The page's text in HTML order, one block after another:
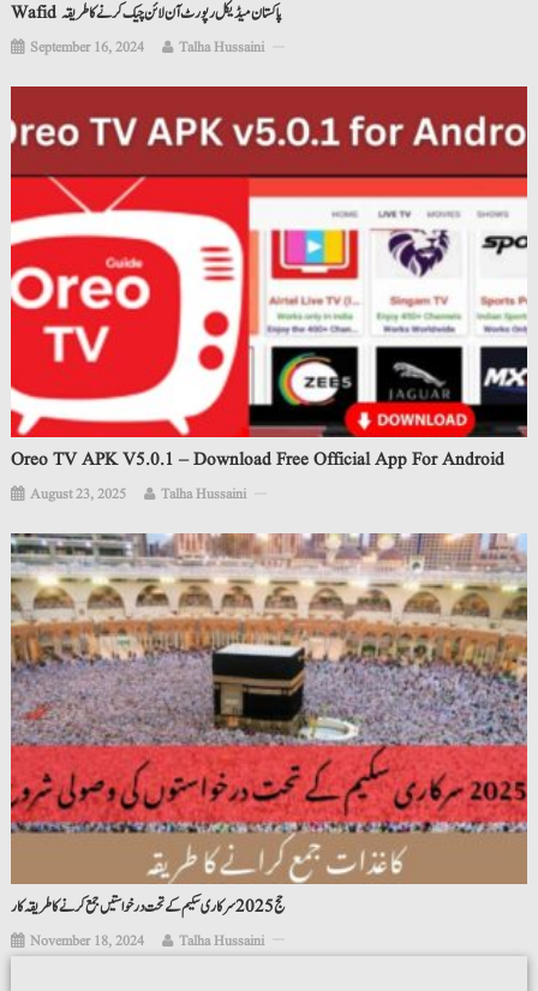
Wafid پاکستان میڈیکل رپورٹ آن لائن چیک کرنے کا طریقہ
September 16, 2024 Talha Hussaini
Oreo TV APK V5.0.1 – Download Free Official App For Android
August 23, 2025 Talha Hussaini
حج 2025 سرکاری سکیم کے تحت درخواستیں جمع کرنے کا طریقہ کار
November 18, 2024 Talha Hussaini